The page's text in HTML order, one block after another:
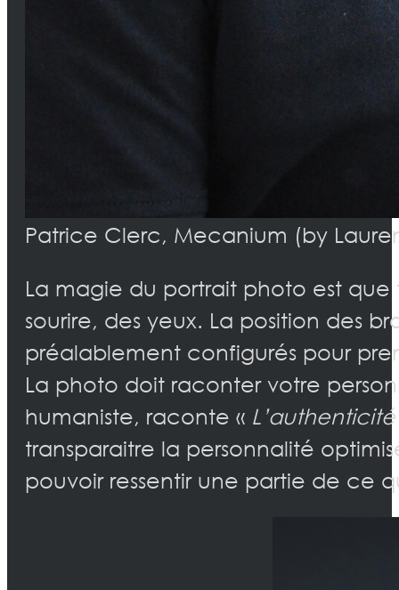
Patrice Clerc, Mecanium (by
La magie du portrait photo est
sourire, des yeux. La position des
préalablement configurés pour
La photo doit raconter votre
humaniste, raconte «
transparaitre la personnalité
pouvoir ressentir une partie de ce